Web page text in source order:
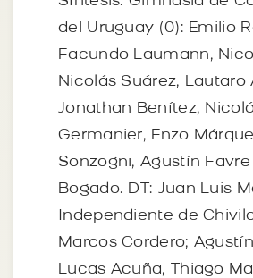
del Uruguay (0): Emilio
Facundo Laumann,
Nicolás Suárez, Lautaro
Jonathan Benítez,
Germanier, Enzo
Sonzogni, Agustín Favre
Bogado. DT: Juan Luis
Independiente de
Marcos Cordero;
Lucas Acuña, Thiago